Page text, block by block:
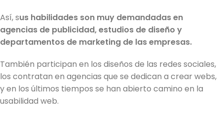
Así, sus habilidades son muy demandadas en
agencias de publicidad, estudios de diseño y
departamentos de marketing de las empresas.
También participan en los diseños de las redes sociales,
los contratan en agencias que se dedican a crear webs,
y en los últimos tiempos se han abierto camino en la
usabilidad web.